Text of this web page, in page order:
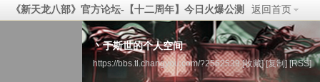
《新天龙八部》官方论坛-【十二周年】今日火爆公测 返回首页
丶于斯世的个人空间
https://bbs.tl.changyou.com/?2562539 [收藏] [复制] [RSS]